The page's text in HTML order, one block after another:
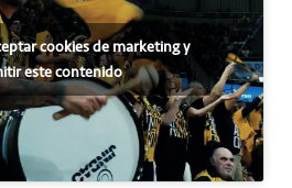
cookies de marketing y
este contenido